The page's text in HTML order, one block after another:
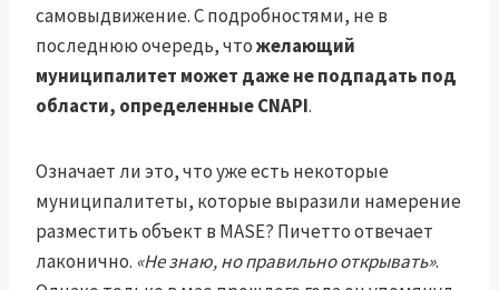
самовыдвижение. С подробностями, не в
последнюю очередь, чтожелающий
муниципалитет может даже не подпадать под
области, определенные CNAPI.
Означает ли это, что уже есть некоторые
муниципалитеты, которые выразили намерение
разместить объект в MASE? Пичетто отвечает
лаконично. «Не знаю, но правильно открывать».